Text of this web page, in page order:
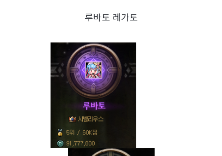
루바토 레가토